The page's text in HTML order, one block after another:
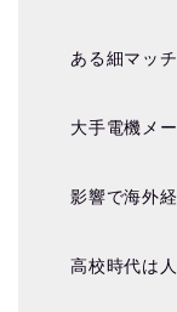
ある細マッ
大手電機メ
影響で海外
高校時代は